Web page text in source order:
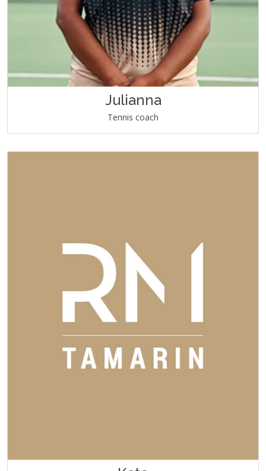
Julianna
Tennis coach